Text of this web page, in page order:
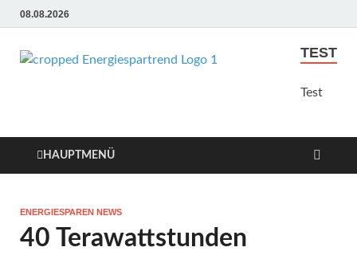
08.08.2026
Energie
Angebote sindt der Trend
TEST
Test
HAUPTMENÜ
ENERGIESPAREN NEWS
40 Terawattstunden